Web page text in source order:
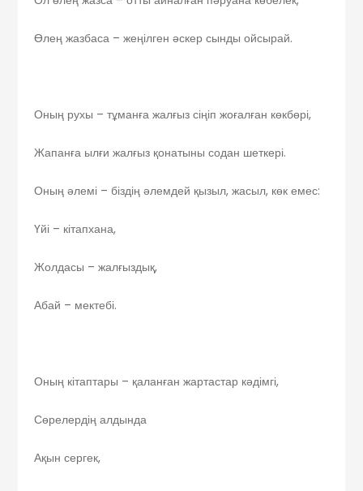
Өлең жазбаса – жеңілген әскер сынды ойсырай.
Оның рухы – тұманға жалғыз сіңіп жоғалған көкбөрі,
Жапанға ылғи жалғыз қонатыны содан шеткері.
Оның әлемі – біздің әлемдей қызыл, жасыл, көк емес:
Үйі – кітапхана,
Жолдасы – жалғыздық,
Абай – мектебі.
Оның кітаптары – қаланған жартастар кәдімгі,
Сөрелердің алдында
Ақын сергек,